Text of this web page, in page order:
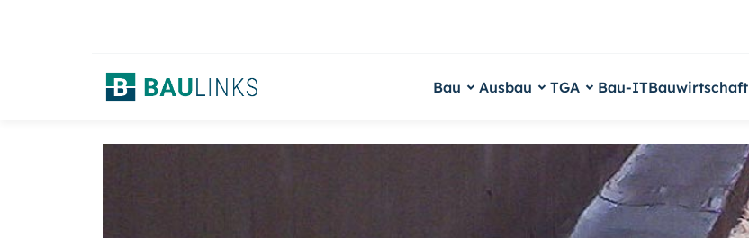
Bau Ausbau TGA Bau-ITBauwirtschaft